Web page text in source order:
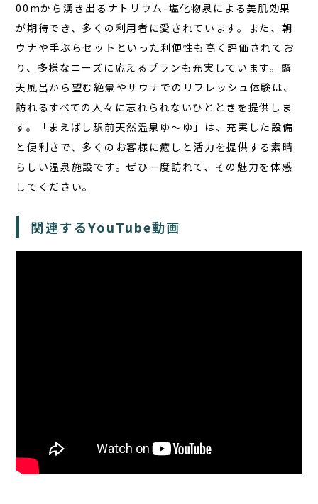
00mから湧き出るナトリウム-塩化物泉による美肌効果
が期待でき、多くの利用者に愛されています。また、朝
ウナや手ぶらセットといった利便性も高く評価されてお
り、多様なニーズに応えるプランも充実しています。露
天風呂から望む絶景やサウナでのリフレッシュ体験は、
訪れるすべての人々に忘れられないひとときを提供しま
す。「まえばし駅前天然温泉ゆ〜ゆ」は、充実した設備
と便利さで、多くのお客様に癒しと活力を提供する素晴
らしい温泉施設です。ぜひ一度訪れて、その魅力を体感
してください。
関連するYouTube動画